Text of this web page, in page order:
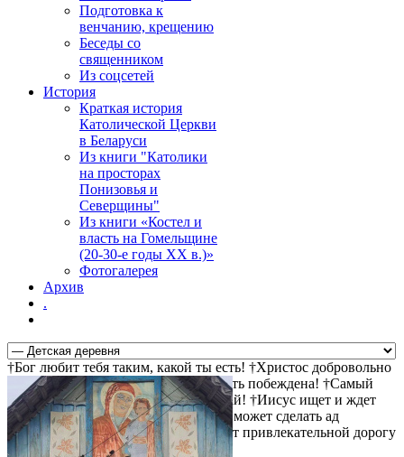
Подготовка к
венчанию, крещению
Беседы со
священником
Из соцсетей
История
Краткая история
Католической Церкви
в Беларуси
Из книги "Католики
на просторах
Понизовья и
Северщины"
Из книги «Костел и
власть на Гомельщине
(20-30-е годы ХХ в.)»
Фотогалерея
Архив
.
†Бог любит тебя таким, какой ты есть! †Христос добровольно
пошел на крест за твои грехи †Смерть побеждена! †Самый
прямой путь к спасению - не осуждай! †Иисус ищет и ждет
тебя! †Христос воскрес! †Дьявол не может сделать ад
привлекательным, поэтому он делает привлекательной дорогу
туда